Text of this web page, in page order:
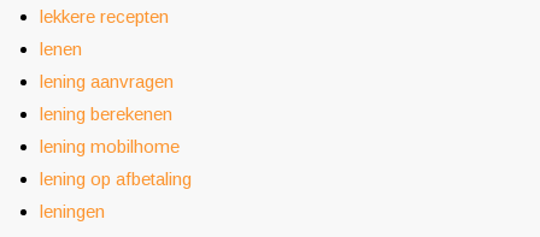
lekkere recepten
lenen
lening aanvragen
lening berekenen
lening mobilhome
lening op afbetaling
leningen